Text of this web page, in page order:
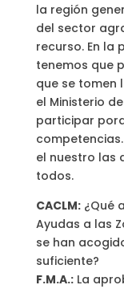
la región
del sector
recurso. En la
tenemos que
que se tomen
el Ministerio
participar
el nuestro las
todos.
CACLM:¿Qué
Ayudas a las
se han
suficiente?
F.M.A.:La